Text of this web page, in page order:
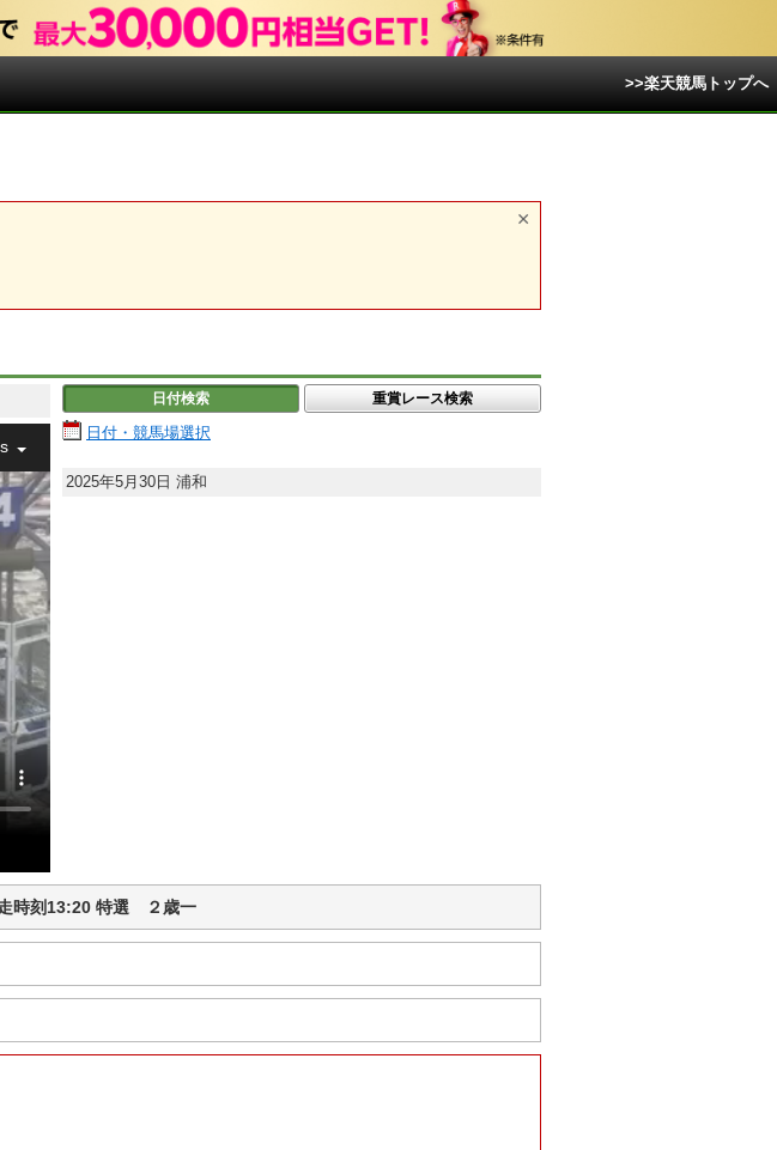
>>楽天競馬トップへ
日付検索 重賞レース検索
日付・競馬場選択
2025年5月30日 浦和
走時刻13:20 特選 ２歳一